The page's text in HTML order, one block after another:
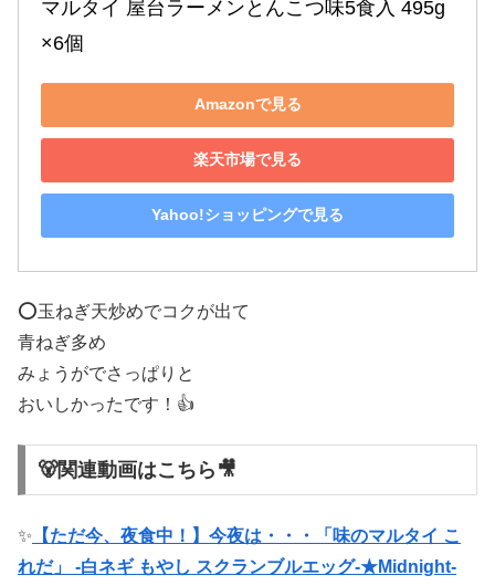
マルタイ 屋台ラーメンとんこつ味5食入 495g
×6個
Amazonで見る
楽天市場で見る
Yahoo!ショッピングで見る
⭕️玉ねぎ天炒めでコクが出て
青ねぎ多め
みょうがでさっぱりと
おいしかったです！👍
🐻関連動画はこちら🎥
✨ 【ただ今、夜食中！】今夜は・・・「味のマルタイ こ
れだ」 -白ネギ もやし スクランブルエッグ-★Midnight-